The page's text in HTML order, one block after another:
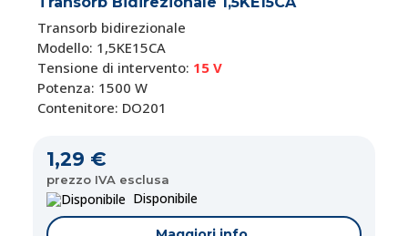
Transorb bidirezionale
Modello: 1,5KE15CA
Tensione di intervento: 15 V
Potenza: 1500 W
Contenitore: DO201
1,29 €
prezzo IVA esclusa
Disponibile